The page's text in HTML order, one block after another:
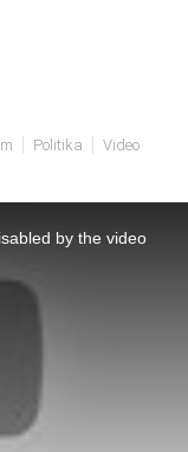
Politika
Video
by the video